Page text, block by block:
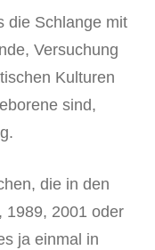
die Schlange mit
Versuchung
Kulturen
sind,
die in den
1989, 2001 oder
ja einmal in